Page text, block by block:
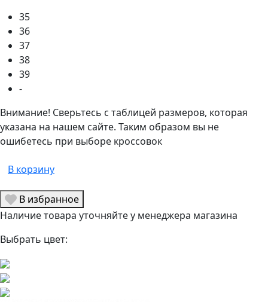
35
36
37
38
39
-
Внимание! Сверьтесь с таблицей размеров, которая
указана на нашем сайте. Таким образом вы не
ошибетесь при выборе кроссовок
В корзину
В избранное
Наличие товара уточняйте у менеджера магазина
Выбрать цвет: